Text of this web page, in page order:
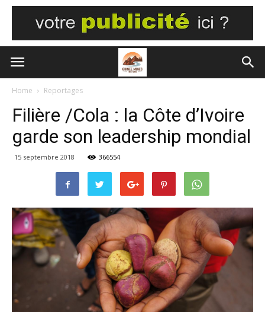
Home Reportages
Filière /Cola : la Côte d’Ivoire
garde son leadership mondial
15 septembre 2018 366554